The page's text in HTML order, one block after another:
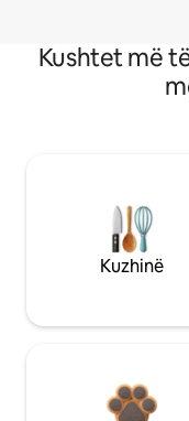
Kushtet më
Kuzhinë